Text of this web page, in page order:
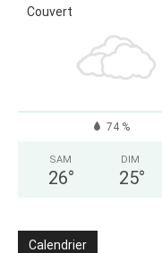
Couvert
74 %
SAM
26°
DIM
25°
Calendrier